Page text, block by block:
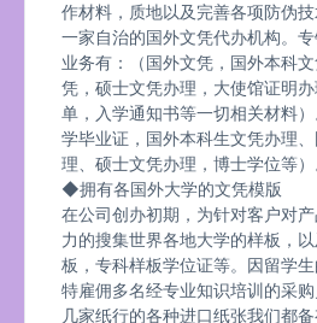
作材料，质地以及完善各项防伪技
一家自治的国外文凭代办机构。
业务有：（国外文凭，国外本科
凭，硕士文凭办理，大使馆证明
单，入学通知书等一切相关材料
学毕业证，国外本科生文凭办理
理、硕士文凭办理，博士学位等）
◆拥有各国外大学的文凭模版
在公司创办初期，为针对客户对
力的搜集世界各地大学的样板，
板，专科样板学位证等。因留学
特雇佣多名经专业知识培训的采
几家纸行的各种进口纸张我们都